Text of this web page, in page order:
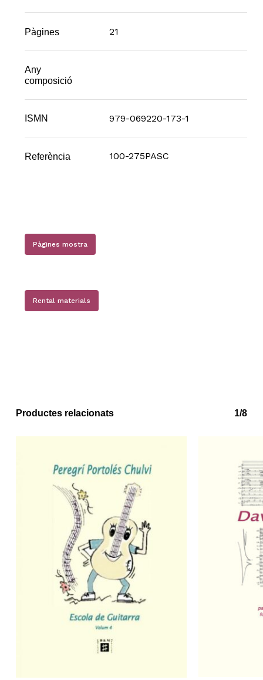
Pàgines 21
Any
composició
ISMN 979-069220-173-1
Referència 100-275PASC
Pàgines mostra
Rental materials
Productes relacionats 1/8